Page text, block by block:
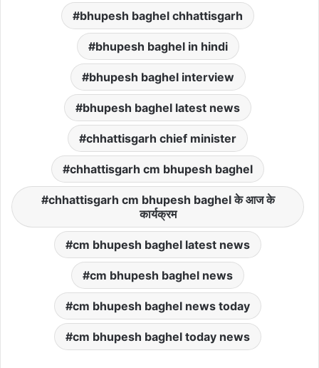
bhupesh baghel chhattisgarh
bhupesh baghel in hindi
bhupesh baghel interview
bhupesh baghel latest news
chhattisgarh chief minister
chhattisgarh cm bhupesh baghel
chhattisgarh cm bhupesh baghel के आज के
कार्यक्रम
cm bhupesh baghel latest news
cm bhupesh baghel news
cm bhupesh baghel news today
cm bhupesh baghel today news